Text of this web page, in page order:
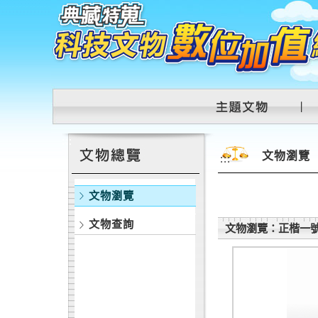
跳到主要內容區塊
文物瀏覽
文物查詢
::: 文物瀏覽
文物瀏覽：正楷一